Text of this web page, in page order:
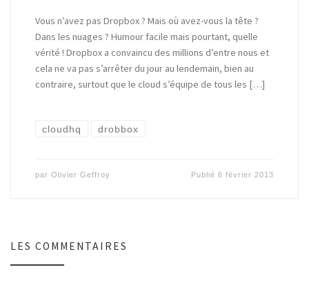
Vous n’avez pas Dropbox ? Mais où avez-vous la tête ?
Dans les nuages ? Humour facile mais pourtant, quelle
vérité ! Dropbox a convaincu des millions d’entre nous et
cela ne va pas s’arrêter du jour au lendemain, bien au
contraire, surtout que le cloud s’équipe de tous les […]
cloudhq drobbox
par Olivier Geffroy Publié6 février 2013
LES COMMENTAIRES